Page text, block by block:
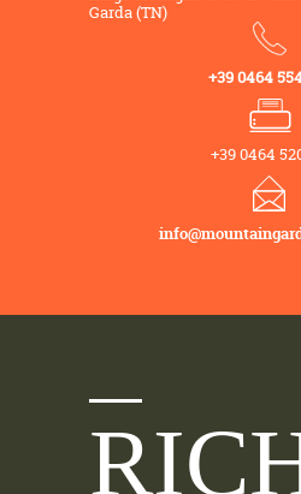
Garda (TN)
+39 0464
+39 0464